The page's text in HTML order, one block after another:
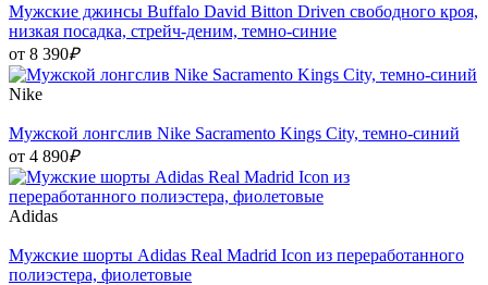
Мужские джинсы Buffalo David Bitton Driven свободного кроя,
низкая посадка, стрейч-деним, темно-синие
от 8 390₽
Nike
Мужской лонгслив Nike Sacramento Kings City, темно-синий
от 4 890₽
Adidas
Мужские шорты Adidas Real Madrid Icon из переработанного
полиэстера, фиолетовые